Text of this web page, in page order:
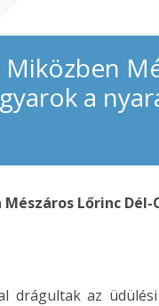
Miközben
a
Mészáros Lőrinc
drágultak az